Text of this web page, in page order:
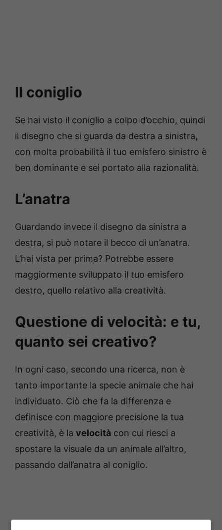
Il coniglio
Se hai visto il coniglio a colpo d’occhio, quindi
il disegno che si guarda da destra a sinistra,
con molta probabilità il tuo emisfero sinistro è
ben dominante e sei portato alla razionalità.
L’anatra
Guardando invece il disegno da sinistra a
destra, si può notare il becco di un’anatra.
L’hai vista per prima? Potrebbe essere
maggiormente sviluppato il tuo emisfero
destro, quello relativo alla creatività.
Questione di velocità: e tu,
quanto sei creativo?
In ogni caso, secondo una ricerca, non è
tanto importante la specie animale che hai
individuato. Ciò che fa la differenza e
definisce con maggiore precisione la tua
creatività, è la velocità con cui riesci a
spostare la visuale da un animale all’altro,
passando dall’anatra al coniglio.